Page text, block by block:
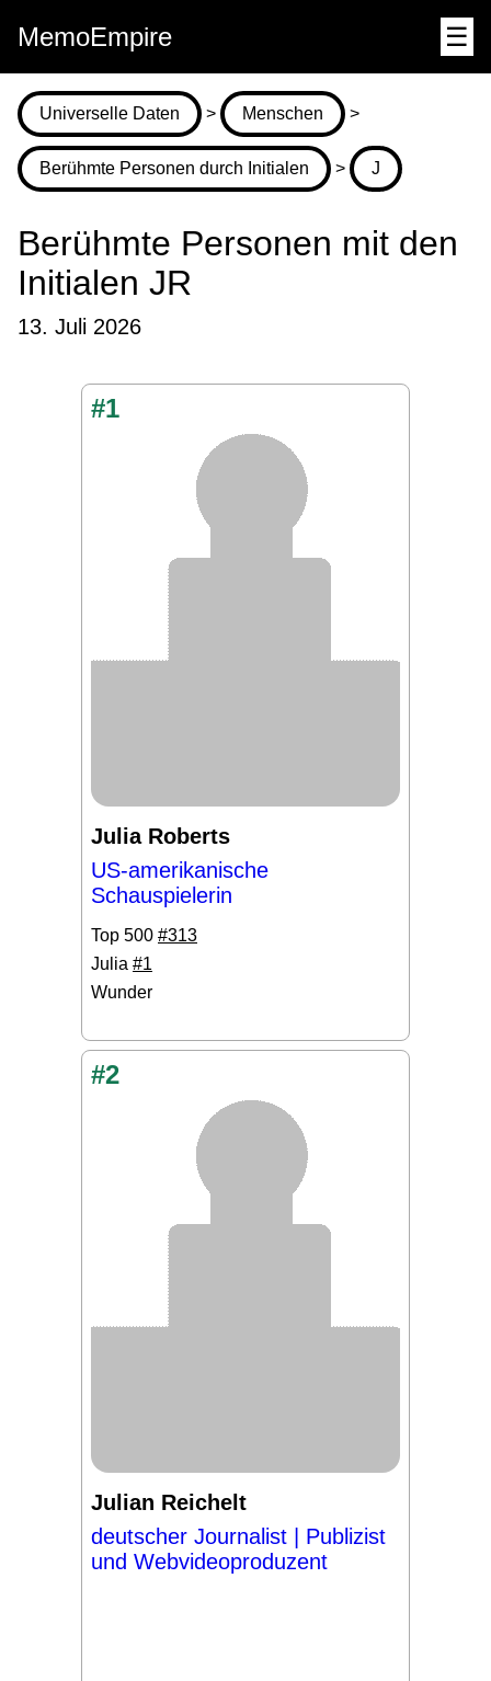
MemoEmpire ☰
Universelle Daten > Menschen >
Berühmte Personen durch Initialen > J
Berühmte Personen mit den
Initialen JR
13. Juli 2026
#1
Julia Roberts
US-amerikanische
Schauspielerin
Top 500 #313
Julia #1
Wunder
#2
Julian Reichelt
deutscher Journalist | Publizist
und Webvideoproduzent